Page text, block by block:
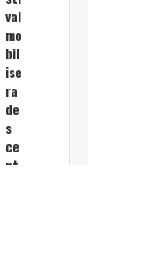
val
mo
bil
ise
ra
de
s
ce
nt